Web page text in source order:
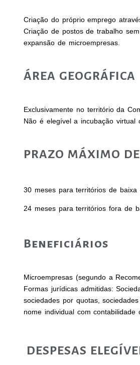
Criação do próprio emprego
Criação de postos de trabalho
expansão de microempresas.
ÁREA GEOGRÁFICA
Exclusivamente no território da
Não é elegível a incubação virtual
PRAZO MÁXIMO DE
30 meses para territórios de baixa
24 meses para territórios fora de
Beneficiários
Microempresas (segundo a
Formas jurídicas admitidas:
sociedades por quotas,
nome individual com contabilidade
DESPESAS